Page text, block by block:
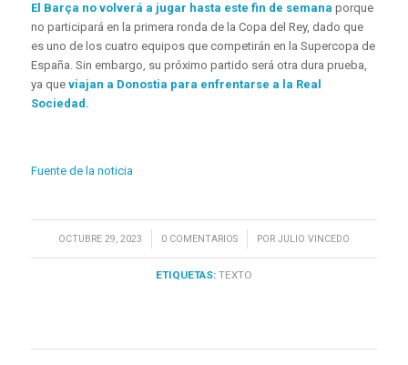
El Barça no volverá a jugar hasta este fin de semana porque
no participará en la primera ronda de la Copa del Rey, dado que
es uno de los cuatro equipos que competirán en la Supercopa de
España. Sin embargo, su próximo partido será otra dura prueba,
ya que viajan a Donostia para enfrentarse a la Real
Sociedad.
Fuente de la noticia
OCTUBRE 29, 2023
/ 0 COMENTARIOS
/ POR JULIO VINCEDO
ETIQUETAS: TEXTO